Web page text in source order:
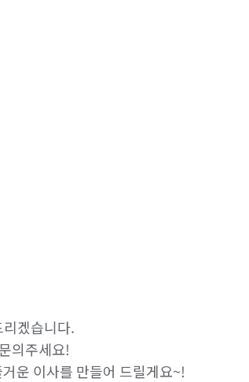
겠습니다.
의주세요!
운 이사를 만들어 드릴게요~!